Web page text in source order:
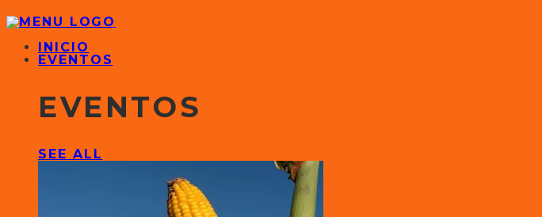
INICIO
EVENTOS
EVENTOS
SEE ALL